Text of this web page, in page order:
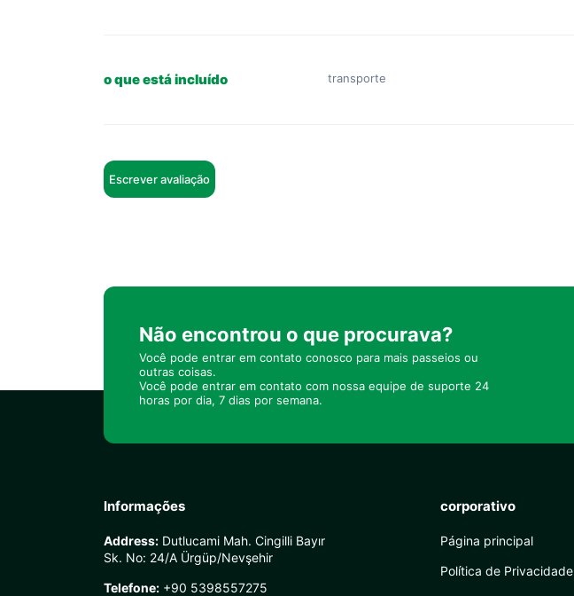
o que está incluído transporte
Escrever avaliação
Não encontrou o que procurava?
Você pode entrar em contato conosco para mais passeios ou
outras coisas.
Você pode entrar em contato com nossa equipe de suporte 24
horas por dia, 7 dias por semana.
Informações
Address: Dutlucami Mah. Cingilli Bayır
Sk. No: 24/A Ürgüp/Nevşehir
Telefone: +90 5398557275
corporativo
Página principal
Política de Privacidade